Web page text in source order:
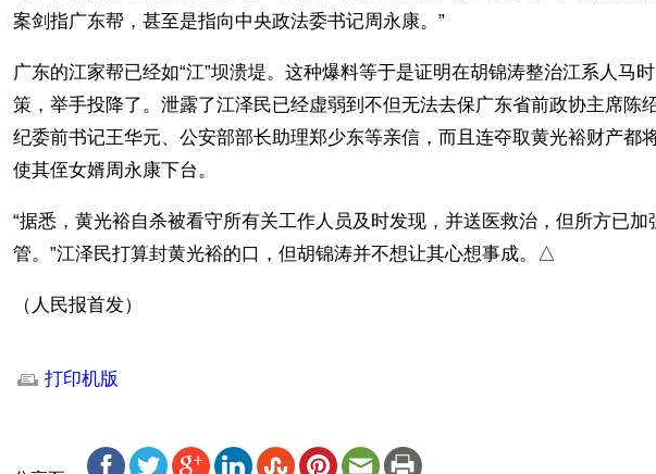
案剑指广东帮，甚至是指向中央政法委书记周永康。”
广东的江家帮已经如“江”坝溃堤。这种爆料等于是证明在胡锦涛整治江系人马
策，举手投降了。泄露了江泽民已经虚弱到不但无法去保广东省前政协主席陈
纪委前书记王华元、公安部部长助理郑少东等亲信，而且连夺取黄光裕财产都
使其侄女婿周永康下台。
“据悉，黄光裕自杀被看守所有关工作人员及时发现，并送医救治，但所方已加
管。”江泽民打算封黄光裕的口，但胡锦涛并不想让其心想事成。△
（人民报首发）
打印机版